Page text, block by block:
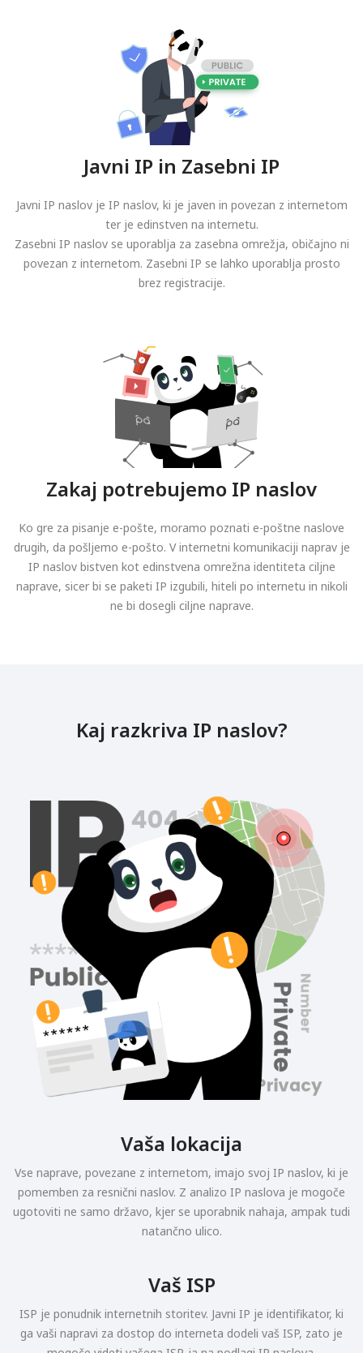
Javni IP in Zasebni IP
Javni IP naslov je IP naslov, ki je javen in povezan z internetom
ter je edinstven na internetu.
Zasebni IP naslov se uporablja za zasebna omrežja, običajno ni
povezan z internetom. Zasebni IP se lahko uporablja prosto
brez registracije.
Zakaj potrebujemo IP naslov
Ko gre za pisanje e-pošte, moramo poznati e-poštne naslove
drugih, da pošljemo e-pošto. V internetni komunikaciji naprav je
IP naslov bistven kot edinstvena omrežna identiteta ciljne
naprave, sicer bi se paketi IP izgubili, hiteli po internetu in nikoli
ne bi dosegli ciljne naprave.
Kaj razkriva IP naslov?
Vaša lokacija
Vse naprave, povezane z internetom, imajo svoj IP naslov, ki je
pomemben za resnični naslov. Z analizo IP naslova je mogoče
ugotoviti ne samo državo, kjer se uporabnik nahaja, ampak tudi
natančno ulico.
Vaš ISP
ISP je ponudnik internetnih storitev. Javni IP je identifikator, ki
ga vaši napravi za dostop do interneta dodeli vaš ISP, zato je